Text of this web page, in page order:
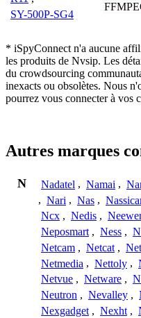
SY-500P-SG4
* iSpyConnect n'a aucune
les produits de Nvsip. Les
du crowdsourcing
inexacts ou obsolètes. Nous
pourrez vous connecter à vos
Autres marques
N Nadatel , Namai ,
, Nari , Nas ,
Ncx , Nedis ,
Neposmart , Ness ,
Netcam , Netcat ,
Netmedia , Nettoly ,
Netvue , Netware ,
Neutron , Nevalley ,
Nexgadget , Nexht ,